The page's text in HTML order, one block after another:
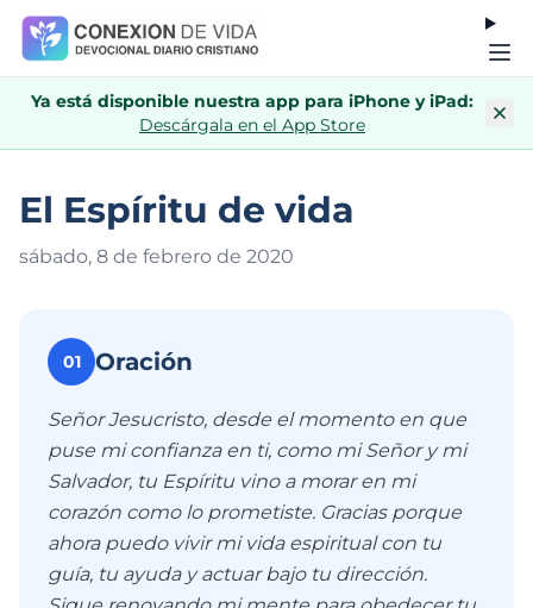
Ya está disponible nuestra app para iPhone y iPad:
Descárgala en el App Store
El Espíritu de vida
sábado, 8 de febrero de 2020
01 Oración
Señor Jesucristo, desde el momento en que
puse mi confianza en ti, como mi Señor y mi
Salvador, tu Espíritu vino a morar en mi
corazón como lo prometiste. Gracias porque
ahora puedo vivir mi vida espiritual con tu
guía, tu ayuda y actuar bajo tu dirección.